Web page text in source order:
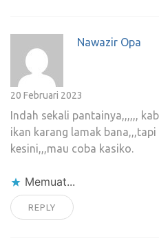
Nawazir Opa
20 Februari 2023
Indah sekali pantainya,,,,,,
ikan karang lamak
kesini,,,mau coba kasiko.
Memuat...
REPLY